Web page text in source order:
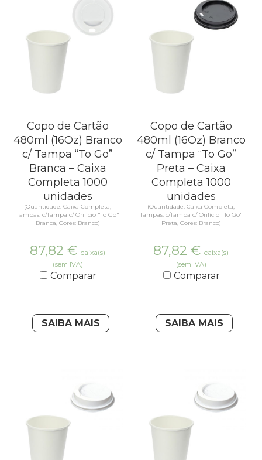
Copo de Cartão
480ml (16Oz) Branco
c/ Tampa “To Go”
Branca – Caixa
Completa 1000
unidades
(Quantidade: Caixa Completa,
Tampas: c/Tampa c/ Orifício "To Go"
Branca, Cores: Branco)
87,82 € caixa(s)
(sem IVA)
Comparar
SAIBA MAIS
Copo de Cartão
480ml (16Oz) Branco
c/ Tampa “To Go”
Preta – Caixa
Completa 1000
unidades
(Quantidade: Caixa Completa,
Tampas: c/Tampa c/ Orifício "To Go"
Preta, Cores: Branco)
87,82 € caixa(s)
(sem IVA)
Comparar
SAIBA MAIS